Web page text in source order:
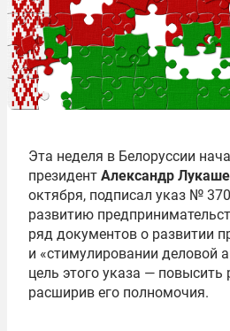
Эта неделя в Белоруссии
президент Александр
октября, подписал указ №
развитию
ряд документов о развитии
и «стимулировании деловой
цель этого указа — повысить
расширив его полномочия.